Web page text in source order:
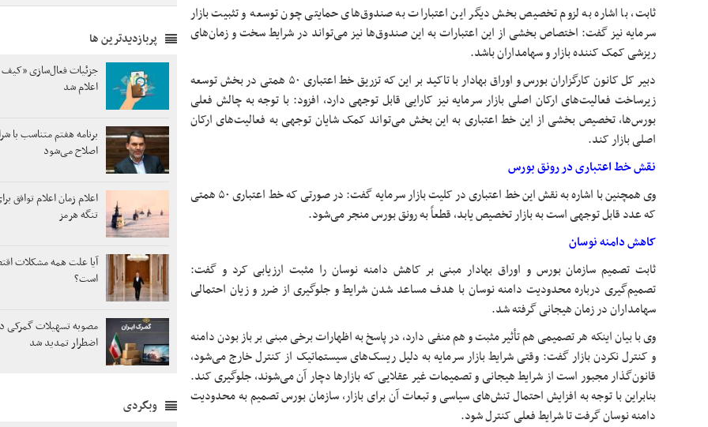
ثابت، با اشاره به لزوم تخصیص بخش دیگر این اعتبارات به صندوق‌های حمایتی چون توسعه و تثبیت بازار
سرمایه نیز گفت: اختصاص بخشی از این اعتبارات به این صندوق‌ها نیز می‌تواند در شرایط سخت و زمان‌های
ریزشی کمک کننده بازار و سهامداران باشد.
دبیر کل کانون کارگزاران بورس و اوراق بهادار با تاکید بر این که تزریق خط اعتباری ۵۰ همتی در بخش توسعه
زیرساخت فعالیت‌های ارکان اصلی بازار سرمایه نیز کارایی قابل توجهی دارد، افزود: با توجه به چالش فعلی
بورس‌ها، تخصیص بخشی از این خط اعتباری به این بخش می‌تواند کمک شایان توجهی به فعالیت‌های ارکان
اصلی بازار کند.
نقش خط اعتباری در رونق بورس
وی همچنین با اشاره به نقش این خط اعتباری در کلیت بازار سرمایه گفت: در صورتی که خط اعتباری ۵۰ همتی
که عدد قابل توجهی است به بازار تخصیص یابد، قطعاً به رونق بورس منجر می‌شود.
کاهش دامنه نوسان
ثابت تصمیم سازمان بورس و اوراق بهادار مبنی بر کاهش دامنه نوسان را مثبت ارزیابی کرد و گفت:
تصمیم‌گیری درباره محدودیت دامنه نوسان با هدف مساعد شدن شرایط و جلوگیری از ضرر و زیان احتمالی
سهامداران در زمان هیجانی گرفته شد.
وی با بیان اینکه هر تصمیمی هم تأثیر مثبت و هم منفی دارد، در پاسخ به اظهارات برخی مبنی بر باز بودن دامنه
و کنترل نکردن بازار گفت: وقتی شرایط بازار سرمایه به دلیل ریسک‌های سیستماتیک از کنترل خارج می‌شود،
قانون‌گذار مجبور است از شرایط هیجانی و تصمیمات غیر عقلایی که بازارها دچار آن می‌شوند، جلوگیری کند.
بنابراین با توجه به افزایش احتمال تنش‌های سیاسی و تبعات آن برای بازار، سازمان بورس تصمیم به محدودیت
دامنه نوسان گرفت تا شرایط فعلی کنترل شود.
پربازدیدترین ها
جزئیات فعال‌سازی «کیف
اعلام شد
برنامه هفتم متناسب با
اصلاح می‌شود
اعلام زمان اعلام توافق
تنگه هرمز
آیا علت همه مشکلات
است؟
مصوبه تسهیلات گمرکی
اضطرار تمدید شد
وبگردی